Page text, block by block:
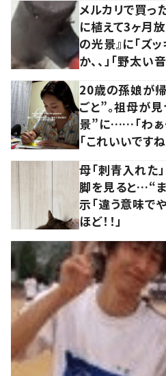
メルカリで買っ
に植えて3ヶ月
の光景』に「ズ
か、、」「野太い音
20歳の孫娘が
ごと”。祖母が
景”に……「わぁ
「これいいですね
母「刺青入れた
脚を見ると…“
示「違う意味でや
ほど！！」